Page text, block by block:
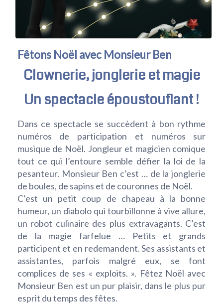
Fêtons Noël avec Monsieur Ben
Clownerie, jonglerie et magie
Un spectacle époustouflant !
Dans ce spectacle se succèdent à bon rythme
numéros de participation et numéros sur
musique de Noël. Jongleur et magicien comique
tout ce qui l’entoure semble défier la loi de la
pesanteur. Monsieur Ben c’est … de la jonglerie
de boules, de sapins et de couronnes de Noël.
C’est un petit coup de chapeau à la bonne
humeur, un diabolo qui tourbillonne à vive allure,
un robot culinaire des plus extravagants. C’est
de la magie farfelue … Petits et grands
participent et en redemandent. Ses assistants et
assistantes, parfois malgré eux, se font
complices de ses « exploits. ». Fêtez Noël avec
Monsieur Ben est un pur plaisir, dans le plus pur
esprit du temps des fêtes.